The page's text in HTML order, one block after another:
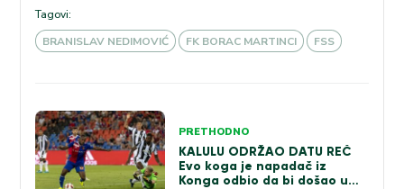
Tagovi:
BRANISLAV NEDIMOVIĆ
FK BORAC MARTINCI FSS
Kretanje
članka
PRETHODNO
KALULU ODRŽAO DATU REČ
Evo koga je napadač iz
Konga odbio da bi došao u